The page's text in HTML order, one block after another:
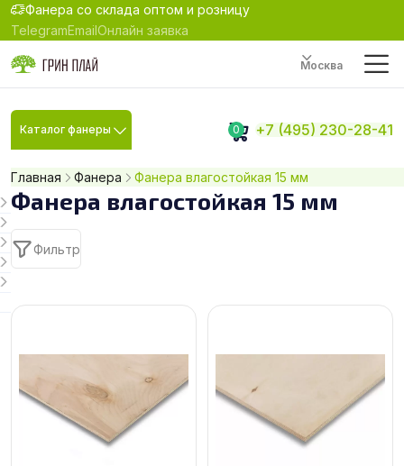
Фанера со склада оптом и розницу
TelegramEmailОнлайн заявка
Москва
Каталог фанеры 0 +7 (495) 230-28-41
Главная Фанера Фанера влагостойкая 15 мм
Фанера влагостойкая 15 мм
Фильтр